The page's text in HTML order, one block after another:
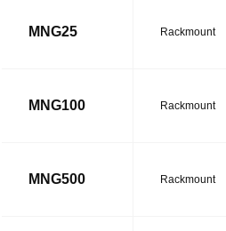
MNG25 Rackmount
MNG100 Rackmount
MNG500 Rackmount